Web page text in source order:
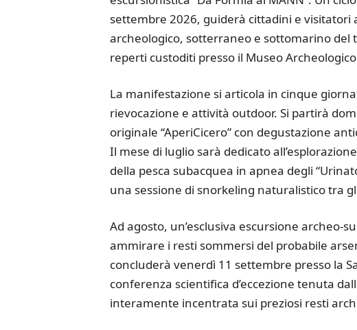
settembre 2026, guiderà cittadini e
archeologico, sotterraneo e sottomarino
reperti custoditi presso il Museo
La manifestazione si articola in cinque
rievocazione e attività outdoor. Si partirà
originale “AperiCicero” con degustazione
Il mese di luglio sarà dedicato
della pesca subacquea in apnea degli
una sessione di snorkeling naturalistico tra
Ad agosto, un’esclusiva escursione archeo-
ammirare i resti sommersi del probabile
concluderà venerdì 11 settembre presso la
conferenza scientifica d’eccezione tenuta
interamente incentrata sui preziosi resti